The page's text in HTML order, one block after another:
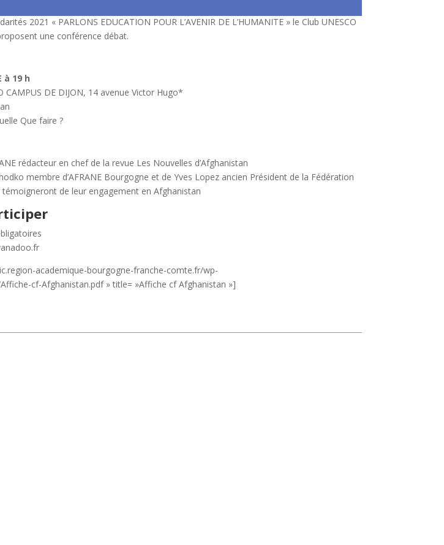
2021 « PARLONS EDUCATION POUR L’AVENIR DE L’HUMANITE » le Club UNESCO
une conférence débat.
à 19 h
CAMPUS DE DIJON, 14 avenue Victor Hugo*
Que faire ?
rédacteur en chef de la revue Les Nouvelles d’Afghanistan
membre d’AFRANE Bourgogne et de Yves Lopez ancien Président de la Fédération
témoigneront de leur engagement en Afghanistan
academique-bourgogne-franche-comte.fr/wp-
cf-Afghanistan.pdf » title= »Affiche cf Afghanistan »]